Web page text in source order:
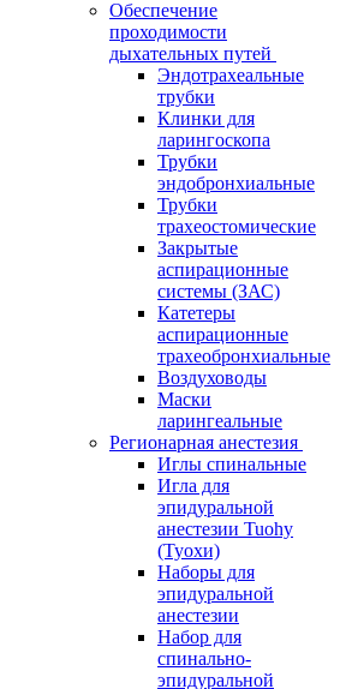
Обеспечение
проходимости
дыхательных путей
Эндотрахеальные
трубки
Клинки для
ларингоскопа
Трубки
эндобронхиальные
Трубки
трахеостомические
Закрытые
аспирационные
системы (ЗАС)
Катетеры
аспирационные
трахеобронхиальные
Воздуховоды
Маски
ларингеальные
Регионарная анестезия
Иглы спинальные
Игла для
эпидуральной
анестезии Tuohy
(Туохи)
Наборы для
эпидуральной
анестезии
Набор для
спинально-
эпидуральной